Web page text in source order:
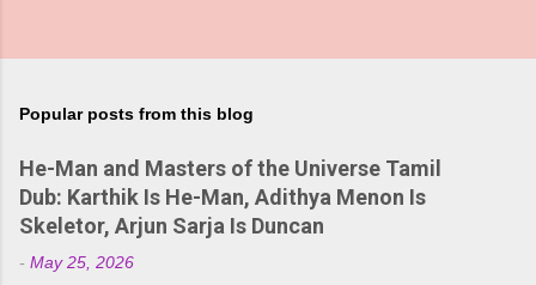
Popular posts from this blog
He-Man and Masters of the Universe Tamil
Dub: Karthik Is He-Man, Adithya Menon Is
Skeletor, Arjun Sarja Is Duncan
- May 25, 2026